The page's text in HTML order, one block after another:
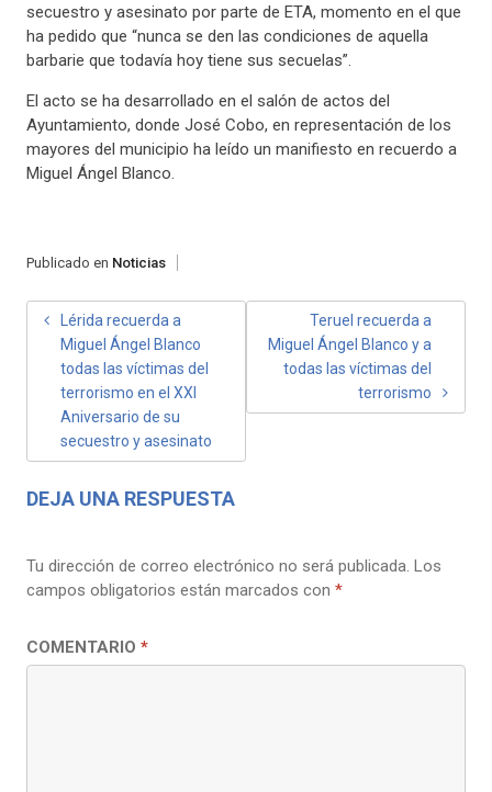
secuestro y asesinato por parte de ETA, momento en el que
ha pedido que “nunca se den las condiciones de aquella
barbarie que todavía hoy tiene sus secuelas”.
El acto se ha desarrollado en el salón de actos del
Ayuntamiento, donde José Cobo, en representación de los
mayores del municipio ha leído un manifiesto en recuerdo a
Miguel Ángel Blanco.
Publicado en Noticias
NAVEGACIÓN
ENTRADAS
Lérida recuerda a
Miguel Ángel Blanco
todas las víctimas del
terrorismo en el XXI
Aniversario de su
secuestro y asesinato
Teruel recuerda a
Miguel Ángel Blanco y a
todas las víctimas del
terrorismo
DEJA UNA RESPUESTA
Tu dirección de correo electrónico no será publicada. Los
campos obligatorios están marcados con *
COMENTARIO *